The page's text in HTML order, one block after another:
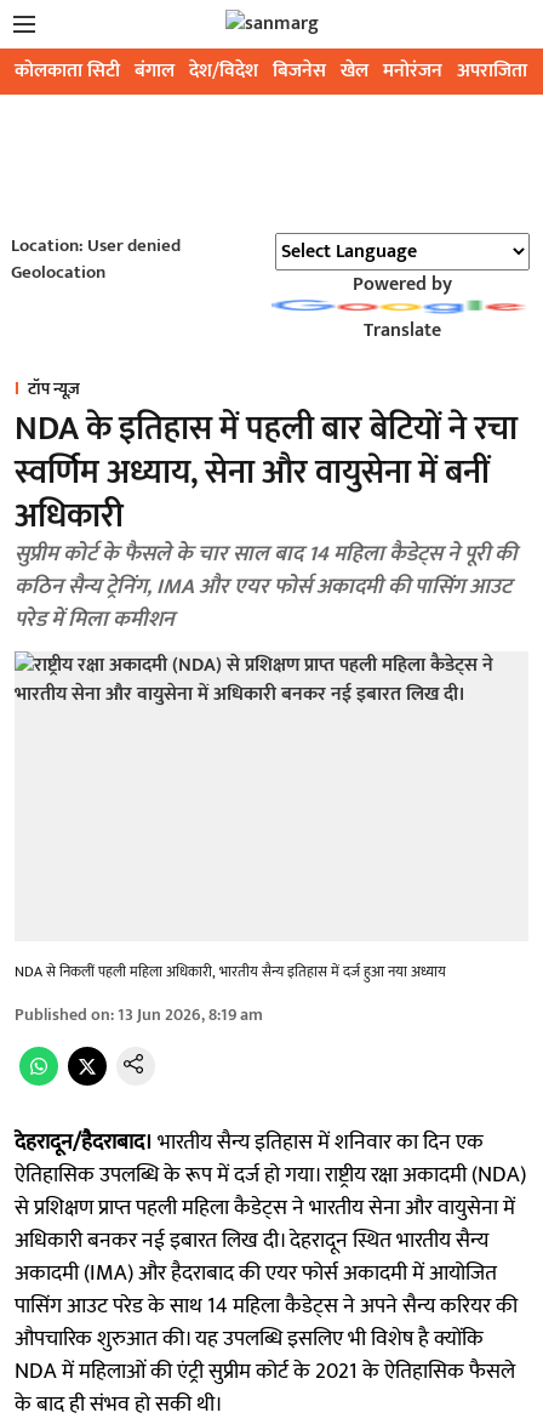
कोलकाता सिटी बंगाल देश/विदेश बिजनेस खेल मनोरंजन अपराजिता
Location: User denied
Geolocation
Powered by
Translate
टॉप न्यूज़
NDA के इतिहास में पहली बार बेटियों ने रचा
स्वर्णिम अध्याय, सेना और वायुसेना में बनीं
अधिकारी
सुप्रीम कोर्ट के फैसले के चार साल बाद 14 महिला कैडेट्स ने पूरी की
कठिन सैन्य ट्रेनिंग, IMA और एयर फोर्स अकादमी की पासिंग आउट
परेड में मिला कमीशन
NDA से निकलीं पहली महिला अधिकारी, भारतीय सैन्य इतिहास में दर्ज हुआ नया अध्याय
Published on:13 Jun 2026, 8:19 am
देहरादून/हैदराबाद। भारतीय सैन्य इतिहास में शनिवार का दिन एक
ऐतिहासिक उपलब्धि के रूप में दर्ज हो गया। राष्ट्रीय रक्षा अकादमी (NDA)
से प्रशिक्षण प्राप्त पहली महिला कैडेट्स ने भारतीय सेना और वायुसेना में
अधिकारी बनकर नई इबारत लिख दी। देहरादून स्थित भारतीय सैन्य
अकादमी (IMA) और हैदराबाद की एयर फोर्स अकादमी में आयोजित
पासिंग आउट परेड के साथ 14 महिला कैडेट्स ने अपने सैन्य करियर की
औपचारिक शुरुआत की। यह उपलब्धि इसलिए भी विशेष है क्योंकि
NDA में महिलाओं की एंट्री सुप्रीम कोर्ट के 2021 के ऐतिहासिक फैसले
के बाद ही संभव हो सकी थी।